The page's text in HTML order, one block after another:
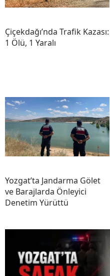
Çiçekdağı’nda Trafik Kazası:
1 Ölü, 1 Yaralı
Yozgat’ta Jandarma Gölet
ve Barajlarda Önleyici
Denetim Yürüttü